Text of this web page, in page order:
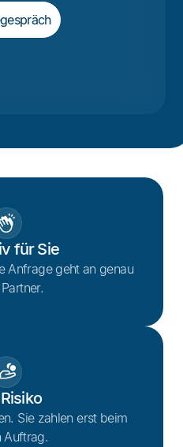
für Sie
Anfrage geht an genau
Sie zahlen erst beim
Auftrag.